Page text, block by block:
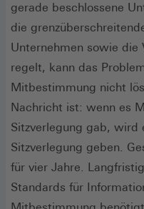
gerade beschlossene
die
Unternehmen sowie die
regelt, kann das
Mitbestimmung nicht
Nachricht ist: wenn es
Sitzverlegung gab, wird
Sitzverlegung geben.
für vier Jahre.
Standards für